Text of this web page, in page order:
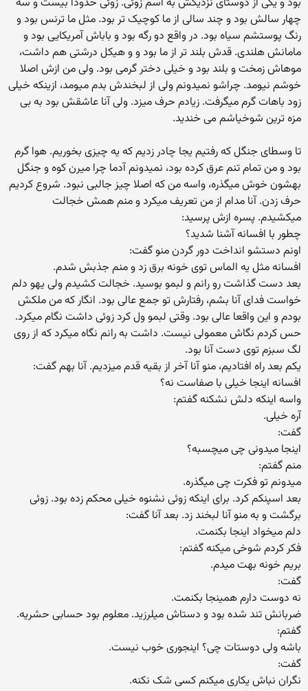
چهار سالش بود و چند سالی از ما کوچیک تر بود. مثل ما ترنس بود و
رنگ پوستشم سیاه بود. در واقع دو رگه بود و باباش آمریکایی بود و
مامانش هلندی. قدش بلند تر از ما بود و و هیکل درشتی هم داشت،
موهاش زمخت و بلند بود و خیلی دختر گرمی بود. ولی من ازش اصلا
خوشم نیومد. چراشو نمیدونم ولی از لبخندش بدم میومد، ازینکه خیلی
زود باهات گرم میگرفت. زیادم حرف میزد. ولی آنا عاشقش بود به بی
مزه ترین شوخیاشم می خندید.
تا وسطای جنگل که رفتیم یجا چادر زدیم که یه چیزی بخوریم. هوا گرم
بود و من تمام تنم عرق کرده بود، نمیدونم آدما چرا میرن کوه و جنگل
بهشون خوش میگذره، واسه من که اصلا چیز جالبی نبود. شروع کردیم
حرف زدن. آنا مدام از من تعریف میکرد و منم همش خجالت
میکشیدم. پسره ازش پرسید:
چطور با افسانه آشنا شدید؟
اونم دستشو انداخت دور گردن منو گفت:
افسانه مثل یه الماس توی خونه برق زد و منم جذبش شدم.
بعد دست گذاشت رو رانم و لبمو بوسید. خجالت کشیدم ولی یهو دلم
خواست فدای آنا بشم، رفتارش تو جمع عالی بود. انگار که من ملکش
بودم و این واقعا عالی بود. وقتی لبمو ول کرد زوئی داشت نگام میکرد.
حس کردم نگاش معمولی نیست. داشت به رانم نگاه میکرد که از روی
لگ سبزم توی دست آنا بود.
یکم بعد راه افتادیم، منو آنا آخر از بقیه قدم میزدیم. آنا بهم گفت:
افسانه اینجا خیلی با صفاست نه؟
واسه اینکه دلش نشکنه گفتم:
آره خیلی.
گفت:
اینجا میدونی چی میچسبه؟
منم گفتم:
میدونم تو فکرت چی میگذره.
بعد اسپنکم کرد. برای اینکه زوئی نشنوه خیلی محکم زده بود. زوئی
برگشت و به منو آنا لبخند زد. بعد آنا گفت:
دلم میخواد اینجا بکنمت.
فکر کردم شوخی میکنه گفتم:
بریم خونه بهت میدم.
گفت:
نه دوست دارم همینجا بکنمت.
ضربانش تند شده بود و دستاش میلرزید. معلوم بود حسابی حشریه.
گفتم:
باشه ولی دوستات چی؟ اینجوری خوب نیست.
گفت:
نگران نباش یکاری میکنم کسی شک نکنه.